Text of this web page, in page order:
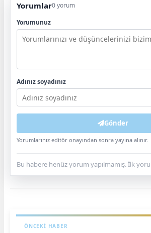
Yorumlar0 yorum
Yorumunuz
Adınız soyadınız
Gönder
Yorumlarınız editör onayından sonra yayına alınır.
Bu habere henüz yorum yapılmamış. İlk
ÖNCEKI HABER